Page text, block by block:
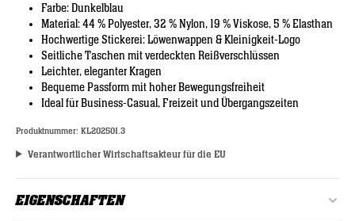
Farbe: Dunkelblau
Material: 44 % Polyester, 32 % Nylon, 19 % Viskose, 5 % Elasthan
Hochwertige Stickerei: Löwenwappen & Kleinigkeit-Logo
Seitliche Taschen mit verdeckten Reißverschlüssen
Leichter, eleganter Kragen
Bequeme Passform mit hoher Bewegungsfreiheit
Ideal für Business-Casual, Freizeit und Übergangszeiten
Produktnummer: KL202501.3
Verantwortlicher Wirtschaftsakteur für die EU
EIGENSCHAFTEN